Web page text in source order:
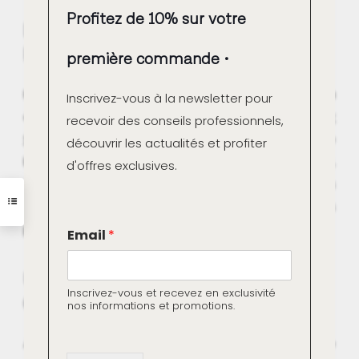
Des Réalisations de Qualité
Professionnelle
Plusieurs dizaines de milliers de chantiers ont déjà
été réalisés avec ces matériaux, démontrant
fiabilité et leur efficacité. Grâce à la nouvelle
boutique en ligne professionnelle de Marius Aurenti,
plusieurs pays du monde.
Un Large Choix de Couleurs et une
Grande Résistance
Profitez de 10% sur votre
première commande
Inscrivez-vous à la newsletter pour
recevoir des conseils professionnels,
découvrir les actualités et profiter
d'offres exclusives.
m
a
l
E
Email *
Inscrivez-vous et recevez en exclusivité
nos informations et promotions.